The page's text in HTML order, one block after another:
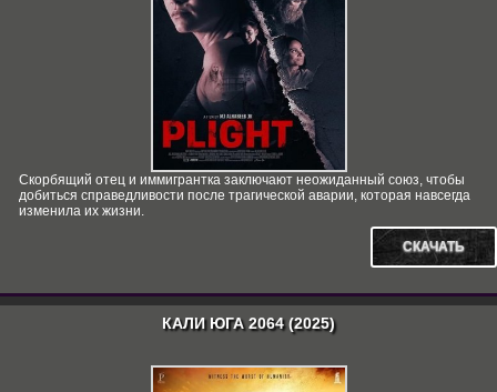
Скорбящий отец и иммигрантка заключают неожиданный союз, чтобы
добиться справедливости после трагической аварии, которая навсегда
изменила их жизни.
СКАЧАТЬ
КАЛИ ЮГА 2064 (2025)